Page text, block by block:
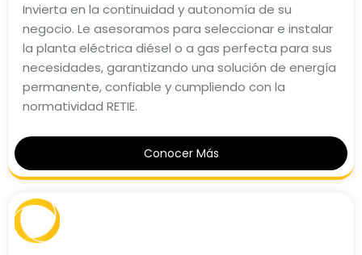
Invierta en la continuidad y autonomía de su
negocio. Le asesoramos para seleccionar e instalar
la planta eléctrica diésel o a gas perfecta para sus
necesidades, garantizando una solución de energía
permanente, confiable y cumpliendo con la
normatividad RETIE.
Conocer Más